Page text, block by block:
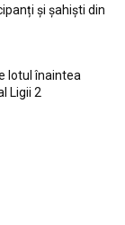
și șahiști din
lotul înaintea
Ligii 2